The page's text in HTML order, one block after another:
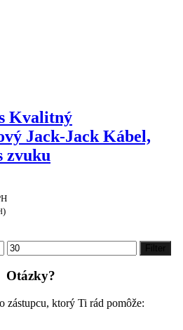
Kvalitný
Jack-Jack Kábel,
zvuku
€
)
Maximálna
cena
Filter
Otázky?
zástupcu, ktorý Ti rád pomôže: